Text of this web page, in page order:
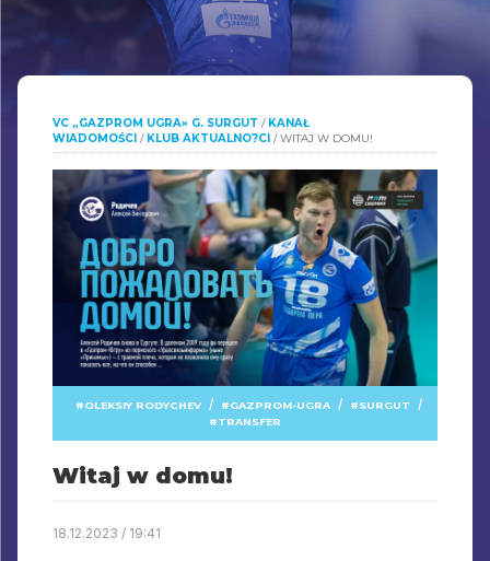
VC „GAZPROM UGRA» G. SURGUT / KANAŁ
WIADOMOŚCI / KLUB AKTUALNO?CI /WITAJ W DOMU!
OLEKSIY RODYCHEV / GAZPROM-UGRA / SURGUT /
TRANSFER
Witaj w domu!
18.12.2023 / 19:41